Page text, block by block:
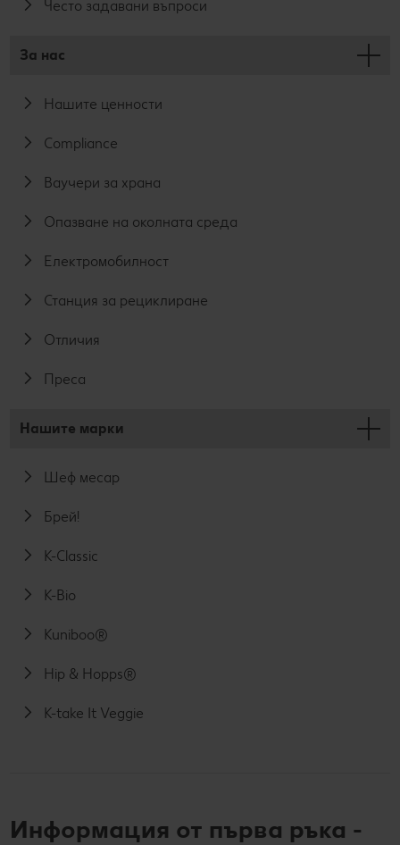
Често задавани въпроси
За нас
Нашите ценности
Compliance
Ваучери за храна
Опазване на околната среда
Електромобилност
Станция за рециклиране
Отличия
Преса
Нашите марки
Шеф месар
Брей!
K-Classic
K-Bio
Kuniboo®
Hip & Hopps®
K-take It Veggie
Информация от първа ръка -